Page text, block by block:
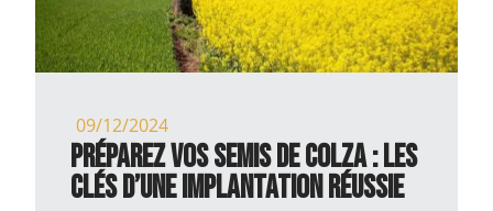
09/12/2024
Préparez vos semis de colza : les
clés d’une implantation réussie